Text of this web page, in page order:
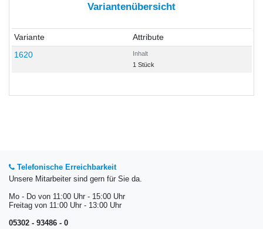
Variantenübersicht
Variante
Attribute
1620
Inhalt
1 Stück
Telefonische Erreichbarkeit
Unsere Mitarbeiter sind gern für Sie da.
Mo - Do von 11:00 Uhr - 15:00 Uhr
Freitag von 11:00 Uhr - 13:00 Uhr
05302 - 93486 - 0